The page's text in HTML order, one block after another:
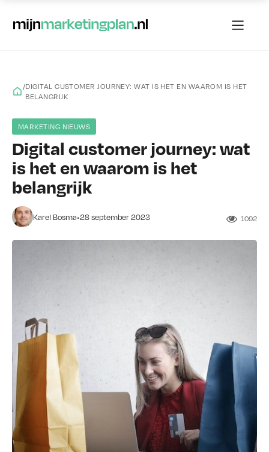
/DIGITAL CUSTOMER JOURNEY: WAT IS HET EN WAAROM IS HET
BELANGRIJK
MARKETING NIEUWS
Digital customer journey: wat
is het en waarom is het
belangrijk
Karel Bosma•28 september 2023 1092